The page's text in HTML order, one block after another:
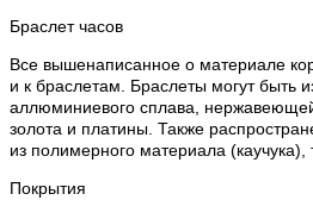
Браслет часов
Все вышенаписанное о материале
и к браслетам. Браслеты могут быть
аллюминиевого сплава,
золота и платины. Также
из полимерного материала (каучука),
Покрытия